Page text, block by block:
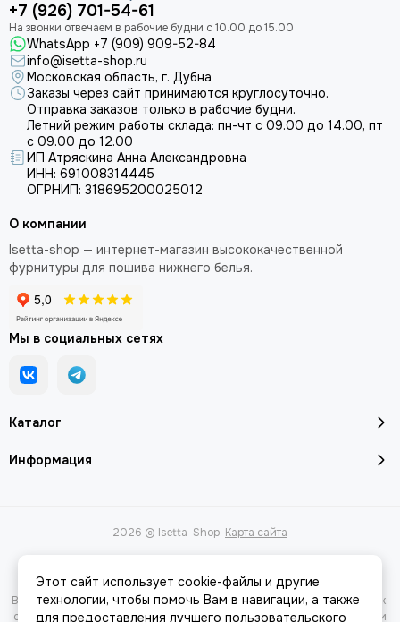
+7 (926) 701-54-61
WhatsApp +7 (909) 909-52-84
info@isetta-shop.ru
Московская область, г. Дубна
Заказы через сайт принимаются круглосуточно.
Отправка заказов только в рабочие будни.
Летний режим работы склада: пн-чт с 09.00 до 14.00, пт
с 09.00 до 12.00
ИП Атряскина Анна Александровна
ИНН: 691008314445
ОГРНИП: 318695200025012
Каталог
Информация
О компании
Isetta-shop — интернет-магазин высококачественной
фурнитуры для пошива нижнего белья.
Мы в социальных сетях
2026 © Isetta-Shop. Карта сайта
Вся представленная на сайте информация, касающаяся характеристик,
стоимости товаров и услуг, носит информационный характер и ни при
Этот сайт использует cookie-файлы и другие
технологии, чтобы помочь Вам в навигации, а также
для предоставления лучшего пользовательского